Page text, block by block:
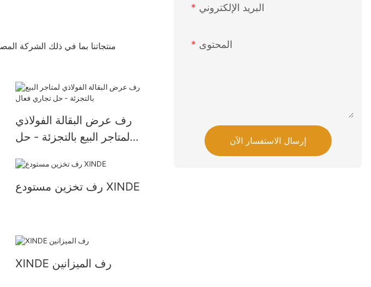
منتجاتنا بما في ذلك الشركة
رف عرض البقالة الفولاذي
لمتاجر البيع بالتجزئة - حل
رف تخزين مستودع XINDE
XINDE رف الميزانين
البريد الإلكتروني
المحتوى
إرسال الاستفسار الآن